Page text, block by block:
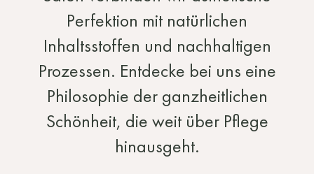
streichelt ihre Seele.«
Marcel Contier, Gründer von La Biosthétique
Perfektion mit natürlichen
Inhaltsstoffen und nachhaltigen
Prozessen. Entdecke bei uns eine
Philosophie der ganzheitlichen
Schönheit, die weit über Pflege
hinausgeht.